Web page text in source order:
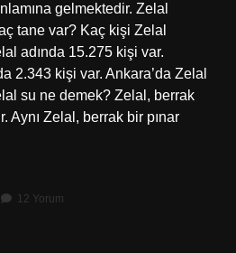
gelmektedir. Zelal
tane var? Kaç kişi Zelal
adında 15.275 kişi var.
2.343 kişi var. Ankara’da Zelal
su ne demek? Zelal, berrak
Aynı Zelal, berrak bir pınar
12 Yorum